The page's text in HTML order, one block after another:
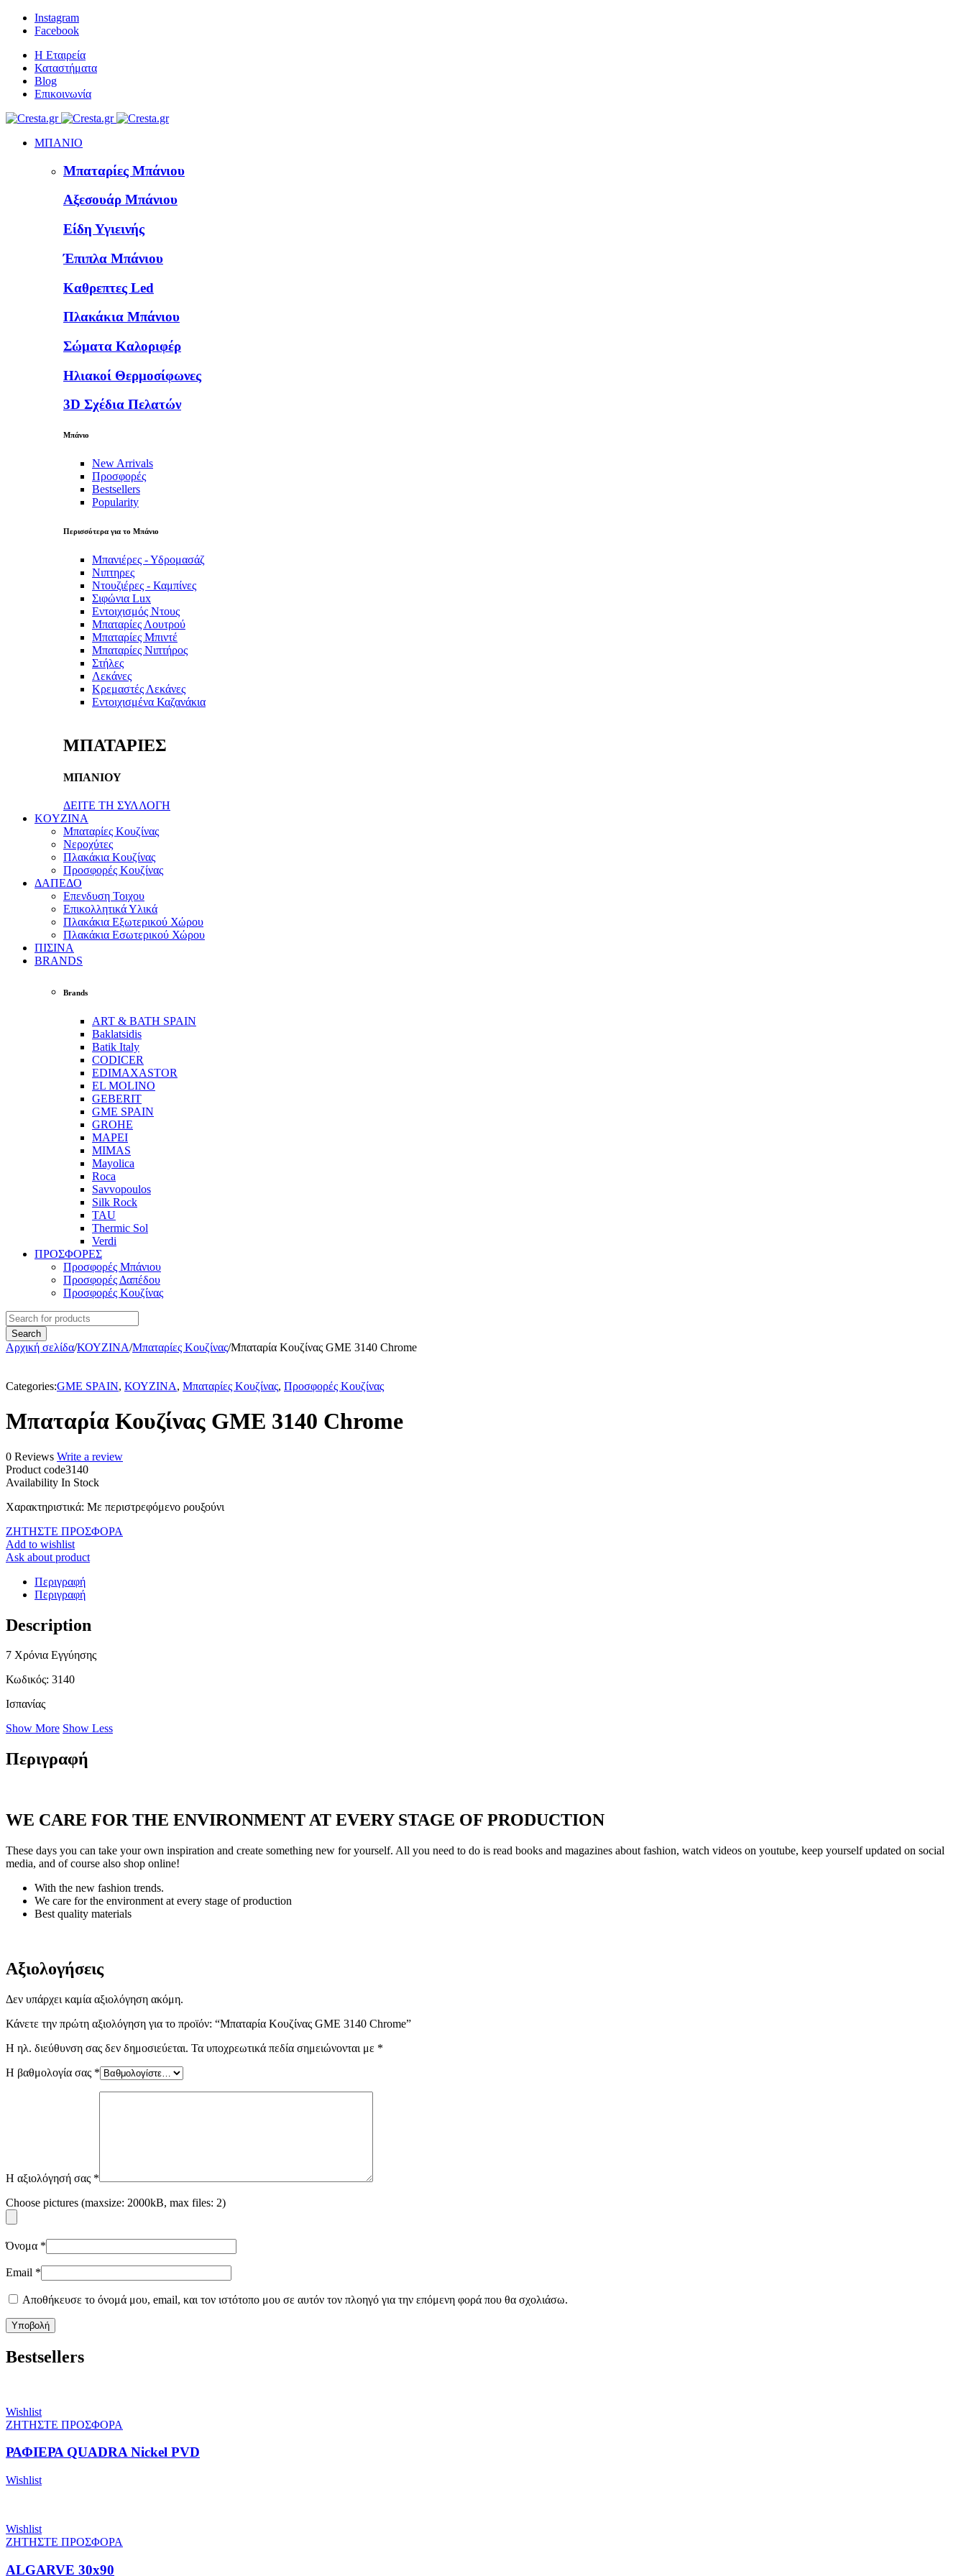
Instagram
Facebook
Η Εταιρεία
Καταστήματα
Blog
Επικοινωνία
ΜΠΑΝΙΟ
Μπαταρίες Μπάνιου
Αξεσουάρ Μπάνιου
Είδη Υγιεινής
Έπιπλα Μπάνιου
Καθρεπτες Led
Πλακάκια Μπάνιου
Σώματα Καλοριφέρ
Ηλιακοί Θερμοσίφωνες
3D Σχέδια Πελατών
Μπάνιο
New Arrivals
Προσφορές
Bestsellers
Popularity
Περισσότερα για το Μπάνιο
Μπανιέρες - Υδρομασάζ
Νιπτηρες
Ντουζιέρες - Καμπίνες
Σιφώνια Lux
Εντοιχισμός Ντους
Μπαταρίες Λουτρού
Μπαταρίες Μπιντέ
Μπαταρίες Νιπτήρος
Στήλες
Λεκάνες
Κρεμαστές Λεκάνες
Εντοιχισμένα Καζανάκια
ΜΠΑΤΑΡΙΕΣ
ΜΠΑΝΙΟΥ
ΔΕΙΤΕ ΤΗ ΣΥΛΛΟΓΗ
KOYZINA
Μπαταρίες Κουζίνας
Νεροχύτες
Πλακάκια Κουζίνας
Προσφορές Κουζίνας
ΔΑΠΕΔΟ
Επενδυση Τοιχου
Επικολλητικά Υλικά
Πλακάκια Εξωτερικού Χώρου
Πλακάκια Εσωτερικού Χώρου
ΠΙΣΙΝΑ
BRANDS
Brands
ART & BATH SPAIN
Baklatsidis
Batik Italy
CODICER
EDIMAXASTOR
EL MOLINO
GEBERIT
GME SPAIN
GROHE
MAPEI
MIMAS
Mayolica
Roca
Savvopoulos
Silk Rock
TAU
Thermic Sol
Verdi
ΠΡΟΣΦΟΡΕΣ
Προσφορές Μπάνιου
Προσφορές Δαπέδου
Προσφορές Κουζίνας
Αρχική σελίδα/ΚΟΥΖΙΝΑ/Μπαταρίες Κουζίνας/Μπαταρία Κουζίνας GME 3140 Chrome
Categories:GME SPAIN, ΚΟΥΖΙΝΑ, Μπαταρίες Κουζίνας, Προσφορές Κουζίνας
Μπαταρία Κουζίνας GME 3140 Chrome
0 Reviews Write a review
Product code3140
Availability In Stock
Χαρακτηριστικά: Με περιστρεφόμενο ρουξούνι
ΖΗΤΗΣΤΕ ΠΡΟΣΦΟΡΑ
Add to wishlist
Ask about product
Περιγραφή
Περιγραφή
Description
7 Χρόνια Εγγύησης
Κωδικός: 3140
Ισπανίας
Show More Show Less
Περιγραφή
WE CARE FOR THE ENVIRONMENT AT EVERY STAGE OF PRODUCTION
These days you can take your own inspiration and create something new for yourself. All you need to do is read books and magazines about fashion, watch videos on youtube, keep yourself updated on social
media, and of course also shop online!
With the new fashion trends.
We care for the environment at every stage of production
Best quality materials
Αξιολογήσεις
Δεν υπάρχει καμία αξιολόγηση ακόμη.
Κάνετε την πρώτη αξιολόγηση για το προϊόν: “Μπαταρία Κουζίνας GME 3140 Chrome”
Η ηλ. διεύθυνση σας δεν δημοσιεύεται. Τα υποχρεωτικά πεδία σημειώνονται με *
Η βαθμολογία σας *
Η αξιολόγησή σας *
Choose pictures (maxsize: 2000kB, max files: 2)
Όνομα *
Email *
Αποθήκευσε το όνομά μου, email, και τον ιστότοπο μου σε αυτόν τον πλοηγό για την επόμενη φορά που θα σχολιάσω.
Bestsellers
Wishlist
ΖΗΤΗΣΤΕ ΠΡΟΣΦΟΡΑ
ΡΑΦΙΕΡΑ QUADRA Nickel PVD
Wishlist
Wishlist
ΖΗΤΗΣΤΕ ΠΡΟΣΦΟΡΑ
ALGARVE 30x90